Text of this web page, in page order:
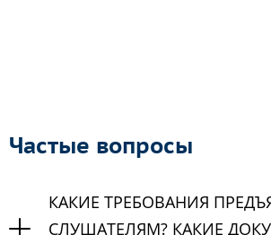
Частые вопросы
КАКИЕ ТРЕБОВАНИЯ
СЛУШАТЕЛЯМ? КАКИЕ